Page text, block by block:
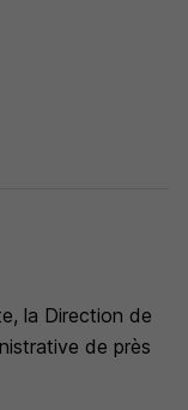
la Direction de
de près